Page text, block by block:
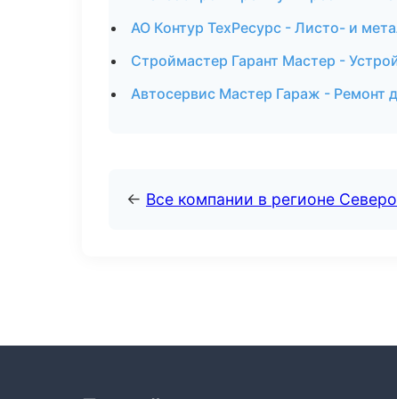
АО Контур ТехРесурс - Листо- и
Строймастер Гарант Мастер -
Автосервис Мастер Гараж - Ремонт
← Все компании в регионе